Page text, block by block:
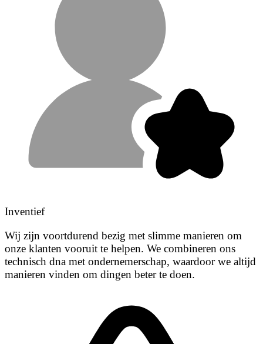
Inventief
Wij zijn voortdurend bezig met slimme manieren om
onze klanten vooruit te helpen. We combineren ons
technisch dna met ondernemerschap, waardoor we altijd
manieren vinden om dingen beter te doen.